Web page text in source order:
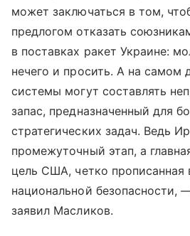
может заключаться в том,
предлогом отказать
в поставках ракет Украине:
нечего и просить. А на самом
системы могут составлять
запас, предназначенный для
стратегических задач. Ведь
промежуточный этап, а
цель США, четко прописанная
национальной безопасности,
заявил Масликов.